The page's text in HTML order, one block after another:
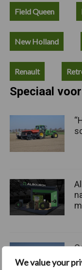
We value your
Field Queen
New Holland
Renault
Speciaal